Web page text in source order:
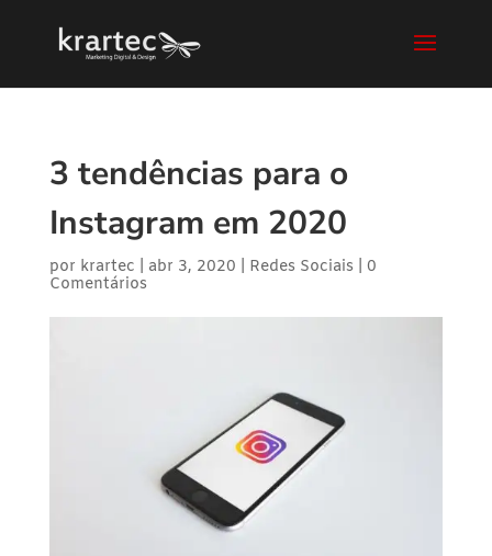
3 tendências para o
Instagram em 2020
por krartec abr 3, 2020 Redes Sociais
0
Comentários